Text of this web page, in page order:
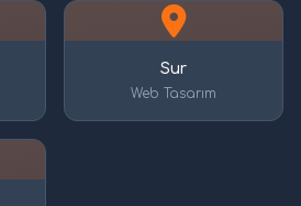
Sur
Web Tasarım